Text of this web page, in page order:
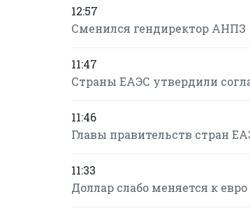
12:57
Сменился гендиректор АНПЗ
11:47
Страны ЕАЭС утвердили
11:46
Главы правительств стран
11:33
Доллар слабо меняется к